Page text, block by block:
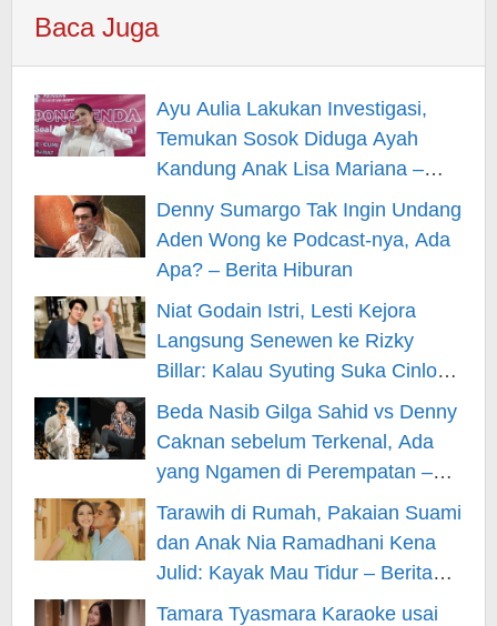
Baca Juga
Ayu Aulia Lakukan Investigasi,
Temukan Sosok Diduga Ayah
Kandung Anak Lisa Mariana –
Berita Hiburan
Denny Sumargo Tak Ingin Undang
Aden Wong ke Podcast-nya, Ada
Apa? – Berita Hiburan
Niat Godain Istri, Lesti Kejora
Langsung Senewen ke Rizky
Billar: Kalau Syuting Suka Cinlok?
– Berita Hiburan
Beda Nasib Gilga Sahid vs Denny
Caknan sebelum Terkenal, Ada
yang Ngamen di Perempatan –
Berita Hiburan
Tarawih di Rumah, Pakaian Suami
dan Anak Nia Ramadhani Kena
Julid: Kayak Mau Tidur – Berita
Hiburan
Tamara Tyasmara Karaoke usai